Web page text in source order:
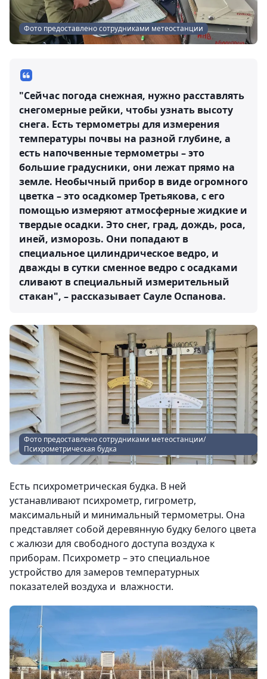
Фото предоставлено сотрудниками метеостанции
"Сейчас погода снежная, нужно расставлять
снегомерные рейки, чтобы узнать высоту
снега. Есть термометры для измерения
температуры почвы на разной глубине, а
есть напочвенные термометры – это
большие градусники, они лежат прямо на
земле. Необычный прибор в виде огромного
цветка – это осадкомер Третьякова, с его
помощью измеряют атмосферные жидкие и
твердые осадки. Это снег, град, дождь, роса,
иней, изморозь. Они попадают в
специальное цилиндрическое ведро, и
дважды в сутки сменное ведро с осадками
сливают в специальный измерительный
стакан", – рассказывает Сауле Оспанова.
Фото предоставлено сотрудниками метеостанции/
Психрометрическая будка
Есть психрометрическая будка. В ней
устанавливают психрометр, гигрометр,
максимальный и минимальный термометры. Она
представляет собой деревянную будку белого цвета
с жалюзи для свободного доступа воздуха к
приборам. Психрометр – это специальное
устройство для замеров температурных
показателей воздуха и влажности.